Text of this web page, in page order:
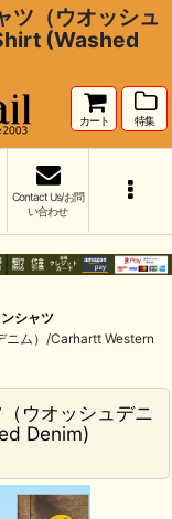
ツ（ウオッシュ
(Washed
カート 特集
Contact Us/お問
い合わせ
シャツ
ニム）/Carhartt Western
ウオッシュデニ
Denim)